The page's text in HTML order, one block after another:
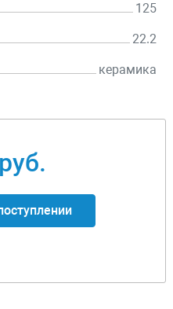
125
22.2
керамика